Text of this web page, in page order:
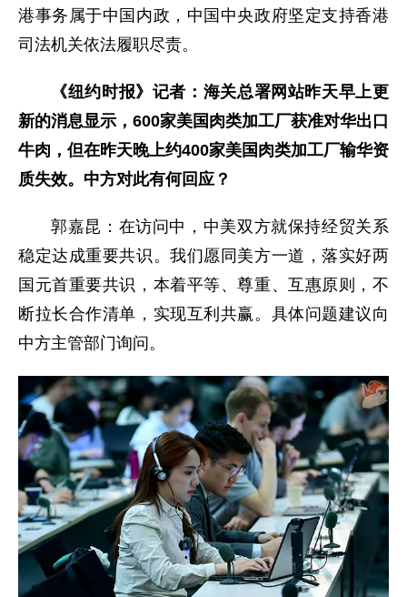
港事务属于中国内政，中国中央政府坚定支持香港
司法机关依法履职尽责。
《纽约时报》记者：海关总署网站昨天早上更
新的消息显示，600家美国肉类加工厂获准对华出口
牛肉，但在昨天晚上约400家美国肉类加工厂输华资
质失效。中方对此有何回应？
郭嘉昆：在访问中，中美双方就保持经贸关系
稳定达成重要共识。我们愿同美方一道，落实好两
国元首重要共识，本着平等、尊重、互惠原则，不
断拉长合作清单，实现互利共赢。具体问题建议向
中方主管部门询问。